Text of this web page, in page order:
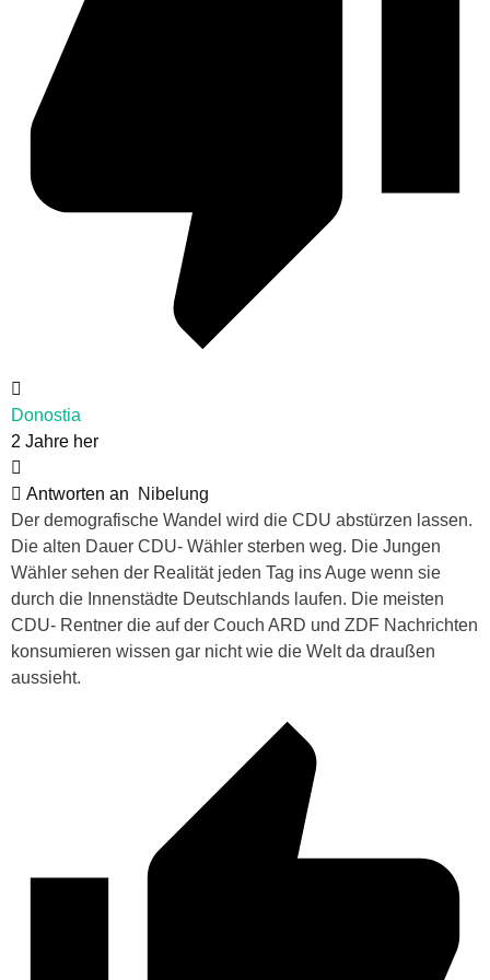
Donostia
2 Jahre her
Antworten an
Nibelung
Der demografische Wandel wird die CDU abstürzen lassen.
Die alten Dauer CDU- Wähler sterben weg. Die Jungen
Wähler sehen der Realität jeden Tag ins Auge wenn sie
durch die Innenstädte Deutschlands laufen. Die meisten
CDU- Rentner die auf der Couch ARD und ZDF Nachrichten
konsumieren wissen gar nicht wie die Welt da draußen
aussieht.